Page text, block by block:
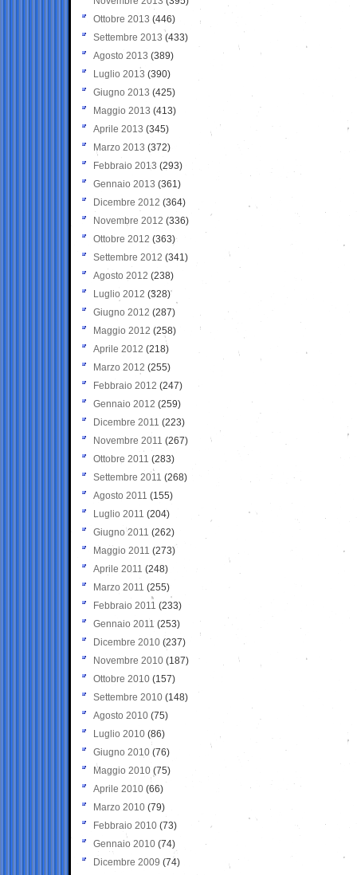
Ottobre 2013 (446)
Settembre 2013 (433)
Agosto 2013 (389)
Luglio 2013 (390)
Giugno 2013 (425)
Maggio 2013 (413)
Aprile 2013 (345)
Marzo 2013 (372)
Febbraio 2013 (293)
Gennaio 2013 (361)
Dicembre 2012 (364)
Novembre 2012 (336)
Ottobre 2012 (363)
Settembre 2012 (341)
Agosto 2012 (238)
Luglio 2012 (328)
Giugno 2012 (287)
Maggio 2012 (258)
Aprile 2012 (218)
Marzo 2012 (255)
Febbraio 2012 (247)
Gennaio 2012 (259)
Dicembre 2011 (223)
Novembre 2011 (267)
Ottobre 2011 (283)
Settembre 2011 (268)
Agosto 2011 (155)
Luglio 2011 (204)
Giugno 2011 (262)
Maggio 2011 (273)
Aprile 2011 (248)
Marzo 2011 (255)
Febbraio 2011 (233)
Gennaio 2011 (253)
Dicembre 2010 (237)
Novembre 2010 (187)
Ottobre 2010 (157)
Settembre 2010 (148)
Agosto 2010 (75)
Luglio 2010 (86)
Giugno 2010 (76)
Maggio 2010 (75)
Aprile 2010 (66)
Marzo 2010 (79)
Febbraio 2010 (73)
Gennaio 2010 (74)
Dicembre 2009 (74)